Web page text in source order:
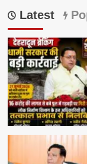
Latest